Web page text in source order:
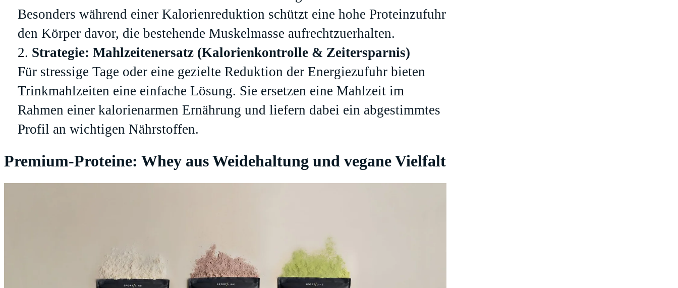
Besonders während einer Kalorienreduktion schützt eine hohe Proteinzufuhr
den Körper davor, die bestehende Muskelmasse aufrechtzuerhalten.
Strategie: Mahlzeitenersatz (Kalorienkontrolle & Zeitersparnis)
Für stressige Tage oder eine gezielte Reduktion der Energiezufuhr bieten
Trinkmahlzeiten eine einfache Lösung. Sie ersetzen eine Mahlzeit im
Rahmen einer kalorienarmen Ernährung und liefern dabei ein abgestimmtes
Profil an wichtigen Nährstoffen.
Premium-Proteine: Whey aus Weidehaltung und vegane Vielfalt